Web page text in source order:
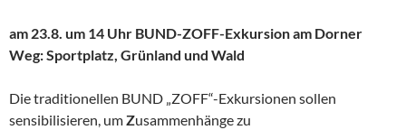
am 23.8. um 14 Uhr BUND-ZOFF-Exkursion am Dorner
Weg: Sportplatz, Grünland und Wald
Die traditionellen BUND „ZOFF“-Exkursionen sollen
sensibilisieren, umZusammenhänge zu